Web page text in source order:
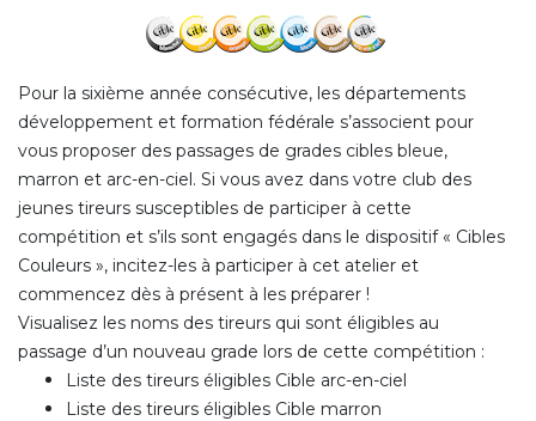
Pour la sixième année consécutive, les départements
développement et formation fédérale s’associent pour
vous proposer des passages de grades cibles bleue,
marron et arc-en-ciel. Si vous avez dans votre club des
jeunes tireurs susceptibles de participer à cette
compétition et s’ils sont engagés dans le dispositif « Cibles
Couleurs », incitez-les à participer à cet atelier et
commencez dès à présent à les préparer !
Visualisez les noms des tireurs qui sont éligibles au
passage d’un nouveau grade lors de cette compétition :
Liste des tireurs éligibles Cible arc-en-ciel
Liste des tireurs éligibles Cible marron